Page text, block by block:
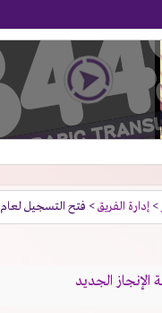
> إدارة الفريق> فتح التسجيل لعام 2024 بمناسبة الإنجاز الجديد